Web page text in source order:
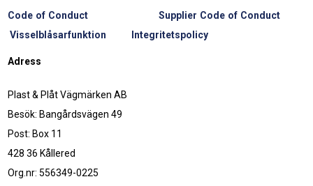
Code of Conduct
Supplier Code of Conduct
Visselblåsarfunktion
Integritetspolicy
Adress
Plast & Plåt Vägmärken AB
Besök: Bangårdsvägen 49
Post: Box 11
428 36 Kållered
Org.nr: 556349-0225